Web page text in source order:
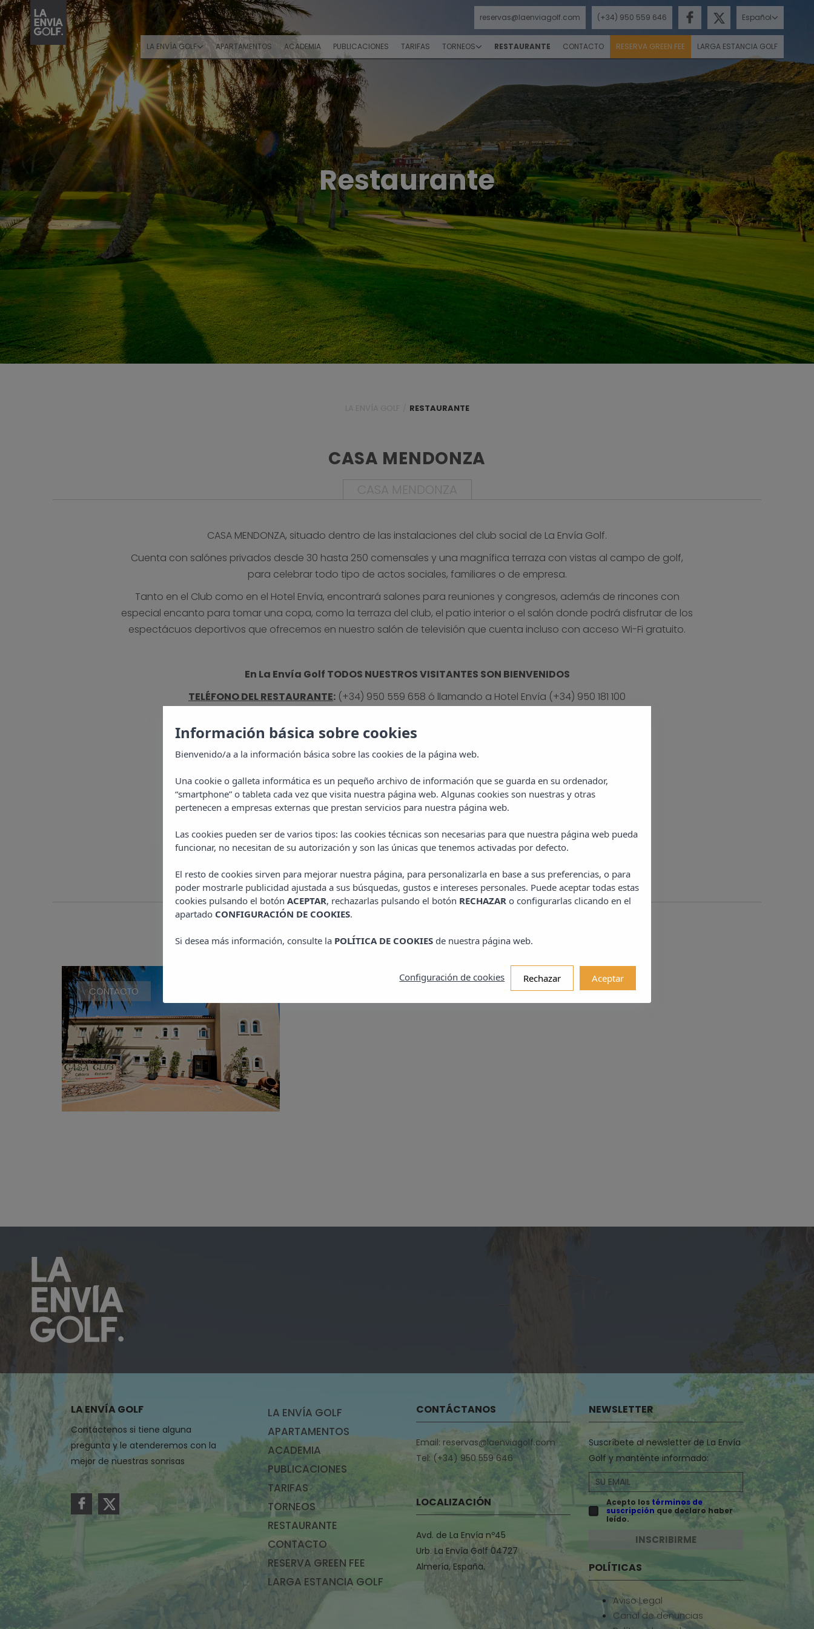
reservas@laenviagolf.com (+34) 950 559 646 Español
LA ENVÍA GOLF APARTAMENTOS ACADEMIA PUBLICACIONES TARIFAS TORNEOS RESTAURANTE CONTACTO RESERVA GREEN FEE LARGA ESTANCIA GOLF
Restaurante
RESTAURANTE
CASA MENDONZA
CASA MENDONZA, situado dentro de las instalaciones del club social de La Envía Golf.
Cuenta con salónes privados desde 30 hasta 250 comensales y una magnífica terraza con vistas al campo de golf,
para celebrar todo tipo de actos sociales, familiares o de empresa.
Tanto en el Club como en el Hotel Envía, encontrará salones para reuniones y congresos, además de rincones con
especial encanto para tomar una copa, como la terraza del club, el patio interior o el salón donde podrá disfrutar de los
espectácuos deportivos que ofrecemos en nuestro salón de televisión que cuenta incluso con acceso Wi-Fi gratuito.
En La Envía Golf TODOS NUESTROS VISITANTES SON BIENVENIDOS
TELÉFONO DEL RESTAURANTE: (+34) 950 559 658 ó llamando a Hotel Envía (+34) 950 181 100
QUIZÁS LE INTERESE...
CONSULTE OTRAS SECCIONES DE NUESTRA WEB
CONTACTO
LA ENVÍA GOLF
Contáctenos si tiene alguna
pregunta y le atenderemos con la
mejor de nuestras sonrisas
LA ENVÍA GOLF
APARTAMENTOS
ACADEMIA
PUBLICACIONES
TARIFAS
TORNEOS
RESTAURANTE
CONTACTO
RESERVA GREEN FEE
LARGA ESTANCIA GOLF
CONTÁCTANOS
Email: reservas@laenviagolf.com
Tel: (+34) 950 559 646
LOCALIZACIÓN
Avd. de La Envía nº45
Urb. La Envía Golf 04727
Almería, España.
NEWSLETTER
Suscríbete al newsletter de La Envía
Golf y manténte informado:
Acepto los términos de
suscripción que declaro haber
leído.
INSCRIBIRME
POLÍTICAS
Aviso Legal
Canal de denuncias
Información básica sobre cookies
Bienvenido/a a la información básica sobre las cookies de la página web.
Una cookie o galleta informática es un pequeño archivo de información que se guarda en su ordenador,
“smartphone” o tableta cada vez que visita nuestra página web. Algunas cookies son nuestras y otras
pertenecen a empresas externas que prestan servicios para nuestra página web.
Las cookies pueden ser de varios tipos: las cookies técnicas son necesarias para que nuestra página web pueda
funcionar, no necesitan de su autorización y son las únicas que tenemos activadas por defecto.
El resto de cookies sirven para mejorar nuestra página, para personalizarla en base a sus preferencias, o para
poder mostrarle publicidad ajustada a sus búsquedas, gustos e intereses personales. Puede aceptar todas estas
cookies pulsando el botón ACEPTAR, rechazarlas pulsando el botón RECHAZARo configurarlas clicando en el
apartado CONFIGURACIÓN DE COOKIES.
Si desea más información, consulte la POLÍTICA DE COOKIESde nuestra página web.
Configuración de cookies Rechazar Aceptar